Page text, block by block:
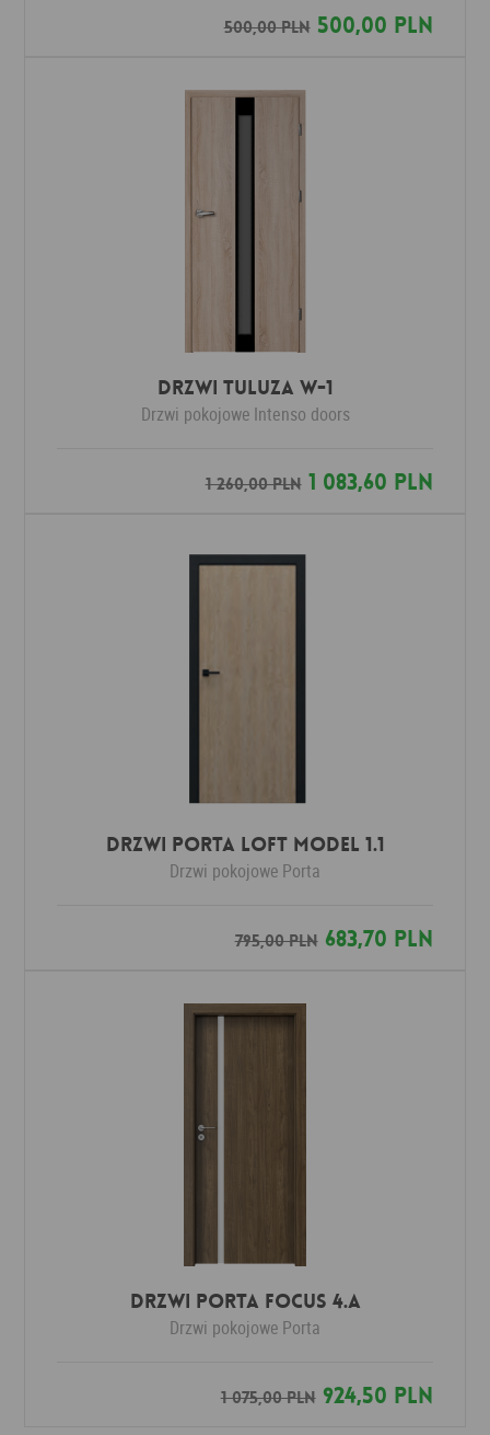
500,00 PLN500,00 PLN
Drzwi Tuluza W-1
Drzwi pokojowe Intenso doors
1 260,00 PLN1 083,60 PLN
Drzwi Porta LOFT MODEL 1.1
Drzwi pokojowe Porta
795,00 PLN683,70 PLN
DRZWI PORTA FOCUS 4.A
Drzwi pokojowe Porta
1 075,00 PLN924,50 PLN